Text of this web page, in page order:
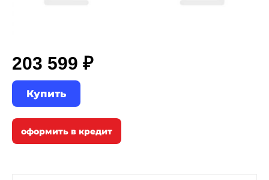
203 599 ₽
Купить